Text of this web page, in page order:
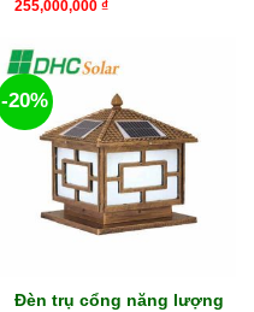
16kWh, 32kWh
255,000,000 ₫
-20%
Đèn trụ cổng năng lượng